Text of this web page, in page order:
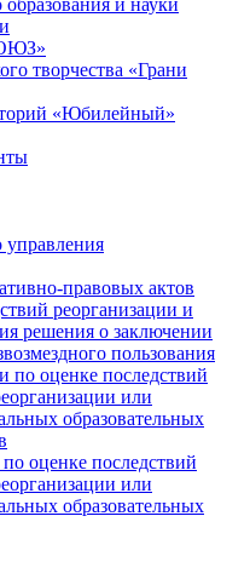
и науки
творчества «Грани
«Юбилейный»
управления
правовых актов
реорганизации и
решения о заключении
пользования
по оценке последствий
или
образовательных
оценке последствий
или
образовательных